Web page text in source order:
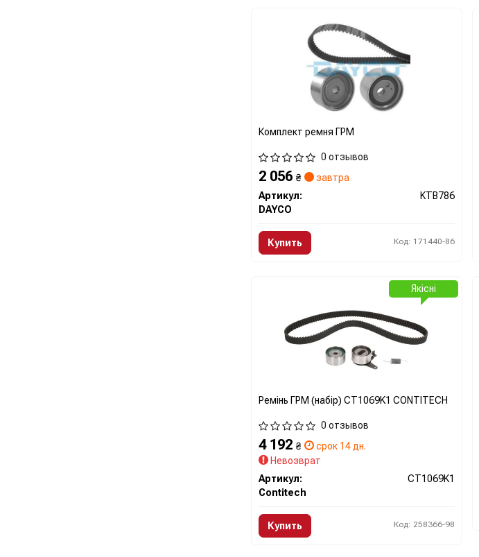
Комплект ремня ГРМ
0 отзывов
2 056 ₴
завтра
Артикул:
KTB786
DAYCO
Купить Код: 171440-86
Ремінь ГРМ (набір) CT1069K1 CONTITECH
0 отзывов
4 192 ₴
срок 14 дн.
Невозврат
Артикул:
CT1069K1
Contitech
Купить Код: 258366-98
Якісні